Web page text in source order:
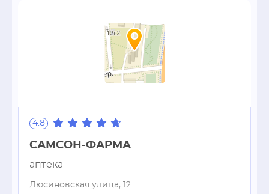
4.8
САМСОН-ФАРМА
аптека
Люсиновская улица, 12